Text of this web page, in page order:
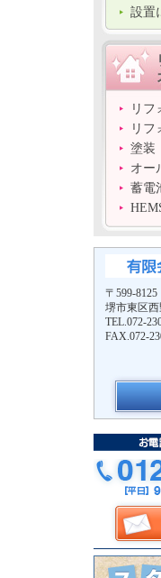
設置
リフ
リフ
塗装
オー
蓄電
〒599-8125
堺市東区西
TEL.072-
FAX.072-